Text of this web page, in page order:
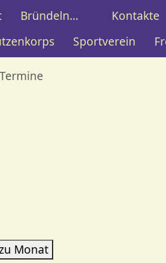
Bründeln... Kontakte
Sportverein
Monat